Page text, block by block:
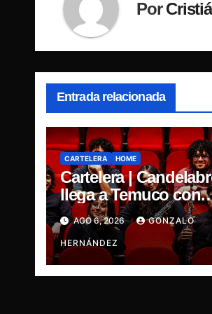
Por
Entrada relacionada
CARTELERA HOME
Cartelera |
llega a Temuco con
una noche cargada
indie
AGO 6, 2026 GONZALO
HERNÁNDEZ